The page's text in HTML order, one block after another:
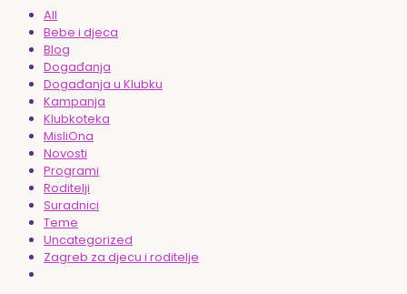
All
Bebe i djeca
Blog
Događanja
Događanja u Klubku
Kampanja
Klubkoteka
MisliOna
Novosti
Programi
Roditelji
Suradnici
Teme
Uncategorized
Zagreb za djecu i roditelje